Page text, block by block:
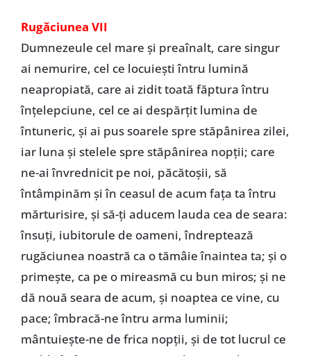
Rugăciunea VII
Dumnezeule cel mare şi preaînalt, care singur
ai nemurire, cel ce locuieşti întru lumină
neapropiată, care ai zidit toată făptura întru
înţelepciune, cel ce ai despărţit lumina de
întuneric, şi ai pus soarele spre stăpânirea zilei,
iar luna şi stelele spre stăpânirea nopţii; care
ne-ai învrednicit pe noi, păcătoşii, să
întâmpinăm şi în ceasul de acum faţa ta întru
mărturisire, şi să-ţi aducem lauda cea de seara:
însuţi, iubitorule de oameni, îndreptează
rugăciunea noastră ca o tămâie înaintea ta; şi o
primeşte, ca pe o mireasmă cu bun miros; şi ne
dă nouă seara de acum, şi noaptea ce vine, cu
pace; îmbracă-ne întru arma luminii;
mântuieşte-ne de frica nopţii, şi de tot lucrul ce